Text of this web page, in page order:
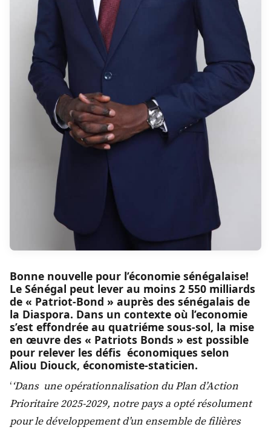
Bonne nouvelle pour l’économie sénégalaise!
Le Sénégal peut lever au moins 2 550 milliards
de « Patriot-Bond » auprès des sénégalais de
la Diaspora. Dans un contexte où l’economie
s’est effondrée au quatriéme sous-sol, la mise
en œuvre des « Patriots Bonds » est possible
pour relever les défis économiques selon
Aliou Diouck, économiste-staticien.
‘‘Dans une opérationnalisation du Plan d’Action
Prioritaire 2025-2029, notre pays a opté résolument
pour le développement d’un ensemble de filières